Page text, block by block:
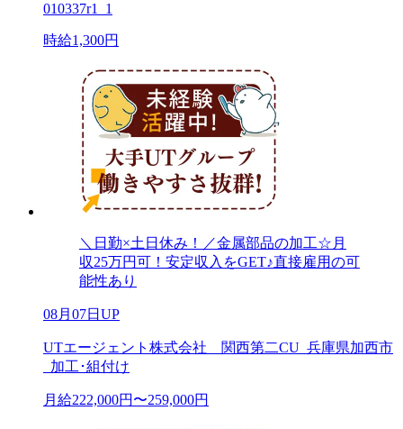
010337r1_1
時給1,300円
＼日勤×土日休み！／金属部品の加工☆月
収25万円可！安定収入をGET♪直接雇用の可
能性あり
08月07日UP
UTエージェント株式会社 関西第二CU_兵庫県加西市
_加工･組付け
月給222,000円〜259,000円